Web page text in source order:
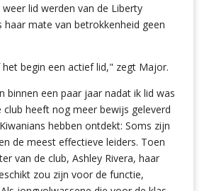
lid werden van de Liberty
haar mate van betrokkenheid geen
begin een actief lid," zegt Major.
binnen een paar jaar nadat ik lid was
club heeft nog meer bewijs geleverd
hebben ontdekt: Soms zijn
de meest effectieve leiders. Toen
van de club, Ashley Rivera, haar
zou zijn voor de functie,